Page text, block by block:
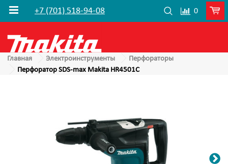
+7 (701) 518-94-08 0
Главная Электроинструменты
Перфораторы
Перфоратор SDS-max Makita HR4501C